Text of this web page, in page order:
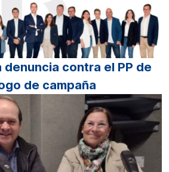
denuncia contra el PP de
de campaña